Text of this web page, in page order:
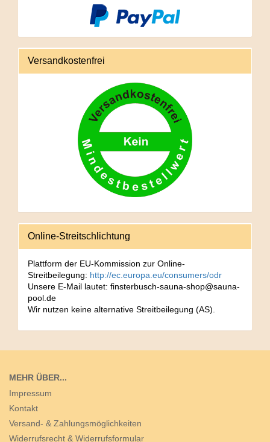
Versandkostenfrei
Online-Streitschlichtung
Plattform der EU-Kommission zur Online-
Streitbeilegung: http://ec.europa.eu/consumers/odr
Unsere E-Mail lautet: finsterbusch-sauna-shop@sauna-
pool.de
Wir nutzen keine alternative Streitbeilegung (AS).
MEHR ÜBER...
Impressum
Kontakt
Versand- & Zahlungsmöglichkeiten
Widerrufsrecht & Widerrufsformular